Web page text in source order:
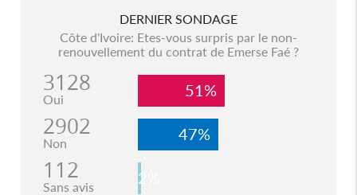
DERNIER SONDAGE
Côte d'Ivoire: Etes-vous surpris par le non-
renouvellement du contrat de Emerse Faé ?
3128
Oui 51%
2902
Non 47%
112
Sans avis 2%